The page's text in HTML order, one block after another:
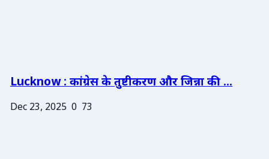
Lucknow : कांग्रेस के तुष्टीकरण और जिन्ना की ...
Dec 23, 2025 0 73